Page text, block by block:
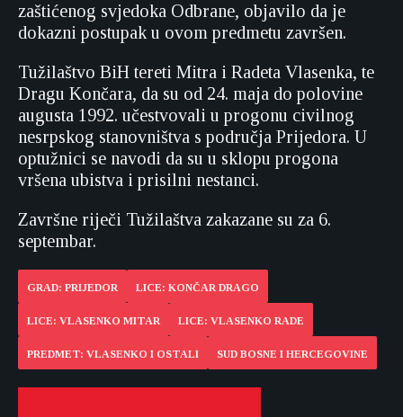
zaštićenog svjedoka Odbrane, objavilo da je
dokazni postupak u ovom predmetu završen.
Tužilaštvo BiH tereti Mitra i Radeta Vlasenka, te
Dragu Končara, da su od 24. maja do polovine
augusta 1992. učestvovali u progonu civilnog
nesrpskog stanovništva s područja Prijedora. U
optužnici se navodi da su u sklopu progona
vršena ubistva i prisilni nestanci.
Završne riječi Tužilaštva zakazane su za 6.
septembar.
GRAD: PRIJEDOR LICE: KONČAR DRAGO
LICE: VLASENKO MITAR LICE: VLASENKO RADE
PREDMET: VLASENKO I OSTALI SUD BOSNE I HERCEGOVINE